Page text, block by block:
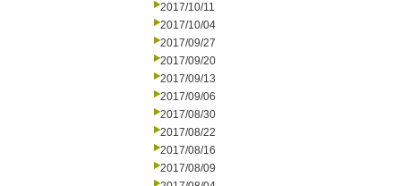
2017/10/11
2017/10/04
2017/09/27
2017/09/20
2017/09/13
2017/09/06
2017/08/30
2017/08/22
2017/08/16
2017/08/09